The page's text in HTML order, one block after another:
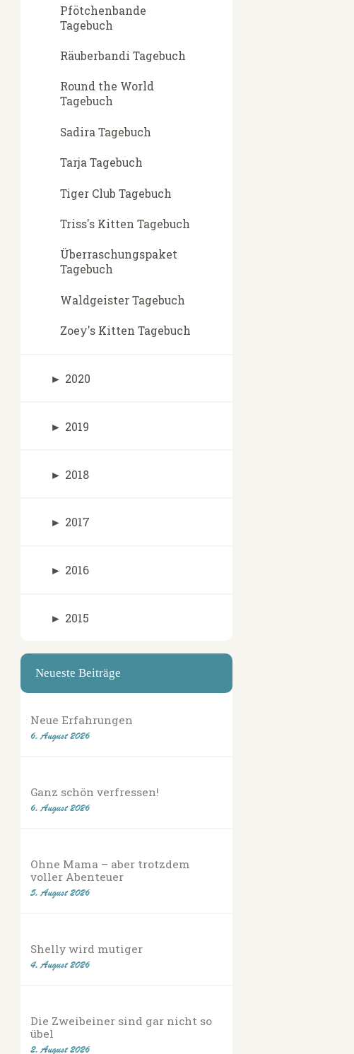
Pfötchenbande
Tagebuch
Räuberbandi Tagebuch
Round the World
Tagebuch
Sadira Tagebuch
Tarja Tagebuch
Tiger Club Tagebuch
Triss's Kitten Tagebuch
Überraschungspaket
Tagebuch
Waldgeister Tagebuch
Zoey's Kitten Tagebuch
► 2020
► 2019
► 2018
► 2017
► 2016
► 2015
Neueste Beiträge
Neue Erfahrungen
6. August 2026
Ganz schön verfressen!
6. August 2026
Ohne Mama – aber trotzdem
voller Abenteuer
5. August 2026
Shelly wird mutiger
4. August 2026
Die Zweibeiner sind gar nicht so
übel
2. August 2026